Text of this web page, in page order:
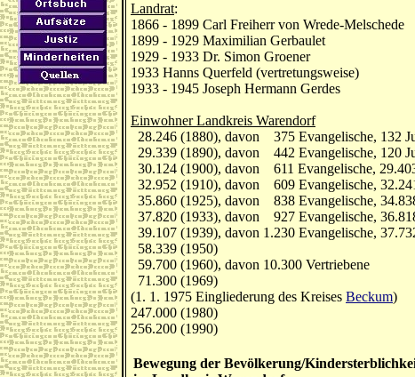
Landrat:
1866 - 1899 Carl Freiherr von Wrede-Melschede
1899 - 1929 Maximilian Gerbaulet
1929 - 1933 Dr. Simon Groener
1933 Hanns Querfeld (vertretungsweise)
1933 - 1945 Joseph Hermann Gerdes
Einwohner Landkreis Warendorf
28.246 (1880), davon 375 Evangelische, 132
29.339 (1890), davon 442 Evangelische, 120
30.124 (1900), davon 611 Evangelische,
32.952 (1910), davon 609 Evangelische,
35.860 (1925), davon 838 Evangelische,
37.820 (1933), davon 927 Evangelische,
39.107 (1939), davon 1.230 Evangelische,
58.339 (1950)
59.700 (1960), davon 10.300 Vertriebene
71.300 (1969)
(1. 1. 1975 Eingliederung des Kreises Beckum)
247.000 (1980)
256.200 (1990)
Bewegung der Bevölkerung/